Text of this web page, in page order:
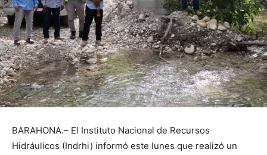
BARAHONA.– El Instituto Nacional de Recursos
Hidráulicos (Indrhi) informó este lunes que realizó un